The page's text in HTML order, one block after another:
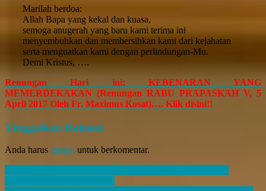
Marilah berdoa:
Allah Bapa yang kekal dan kuasa,
semoga anugerah yang baru kami terima ini
menyembuhkan dan membersihkan kami dari kejahatan
serta menguatkan kami dengan perlindungan-Mu.
Demi Kristus, ….
Renungan Hari ini: KEBENARAN YANG
MEMERDEKAKAN (Renungan RABU PRAPASKAH V, 5
April 2017 Oleh Fr. Maximus Kosat)…. Klik disini!!
Skip
back
to
main
navigation
Tinggalkan Balasan
Anda harus masuk untuk berkomentar.
Post